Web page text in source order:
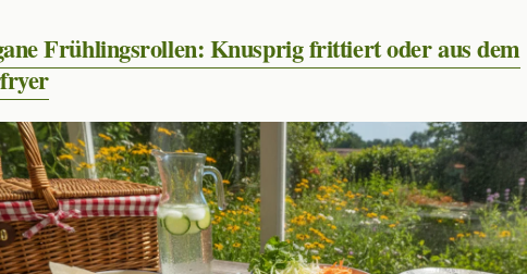
Frühlingsrollen: Knusprig frittiert oder aus dem